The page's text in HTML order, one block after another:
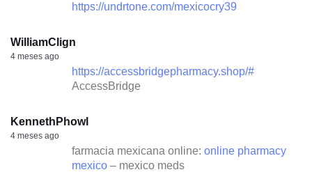
https://undrtone.com/mexicocry39
WilliamClign
4 meses ago
https://accessbridgepharmacy.shop/#
AccessBridge
KennethPhowl
4 meses ago
farmacia mexicana online: online pharmacy
mexico – mexico meds